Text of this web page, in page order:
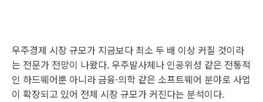
우주경제 시장 규모가 지금보다 최소 두 배 이상 커질 것이라
는 전문가 전망이 나왔다. 우주발사체나 인공위성 같은 전통적
인 하드웨어뿐 아니라 금융·의학 같은 소프트웨어 분야로 사업
이 확장되고 있어 전체 시장 규모가 커진다는 분석이다.